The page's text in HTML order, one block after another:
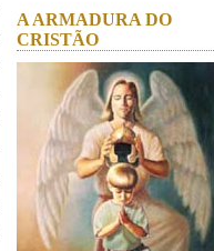
A ARMADURA DO
CRISTÃO